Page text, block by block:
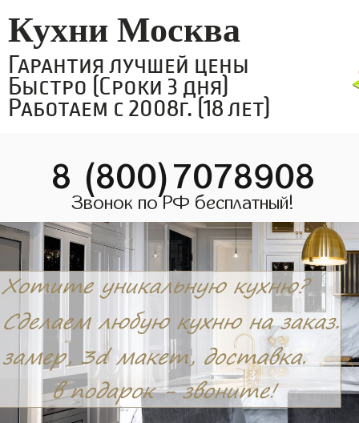
Кухни Москва
Гарантия лучшей цены
Быстро (Сроки 3 дня)
Работаем с 2008г. (18 лет)
8 (800)7078908
Звонок по РФ бесплатный!